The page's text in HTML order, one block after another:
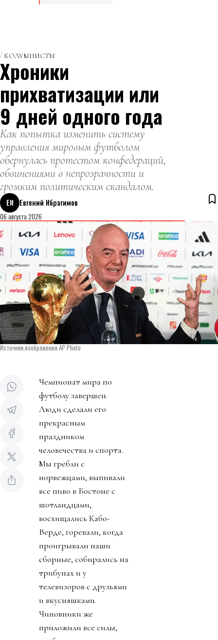
КОЛУМНИСТЫ
Хроники
прихватизации или
9 дней одного года
Как попытка изменить систему
управления мировым футболом
обернулась протестом конфедераций,
обвинениями в непрозрачности и
громким политическим скандалом.
ЕИ
Евгений Ибрагимов
06 августа 2026
Источник изображения AP Photo
Чемпионат мира по
футболу завершен.
Люди сделали его
прекрасным
праздником
человечества и спорта.
Мы гребли с
норвежцами, выпивали
все пиво в Бостоне с
шотландцами,
восхищались Кабо-
Верде, горевали, когда
проигрывали наши
сборные, собирались на
трибунах и у
телевизоров с друзьями
и вкусняшками.
Чиновники же
приложили все силы,